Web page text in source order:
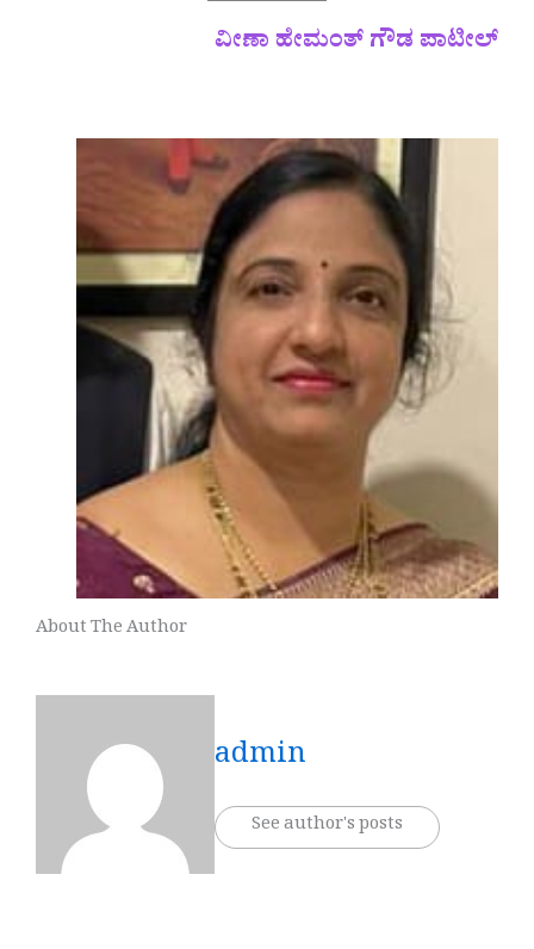
ವೀಣಾ ಹೇಮಂತ್ ಗೌಡ ಪಾಟೀಲ್
About The Author
admin
See author's posts